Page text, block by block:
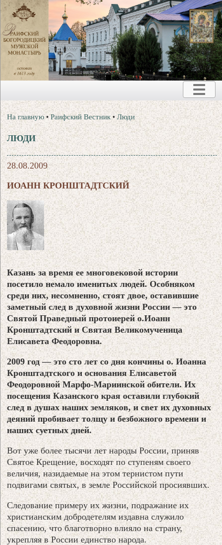
На главную •Раифский Вестник •Люди
ЛЮДИ
28.08.2009
ИОАНН КРОНШТАДТСКИЙ
Казань за время ее многовековой истории
посетило немало именитых людей. Особняком
среди них, несомненно, стоят двое, оставившие
заметный след в духовной жизни России — это
Святой Праведный протоиерей о.Иоанн
Кронштадтский и Святая Великомученица
Елисавета Феодоровна.
2009 год — это сто лет со дня кончины о. Иоанна
Кронштадтского и основания Елисаветой
Феодоровной Марфо-Мариинской обители. Их
посещения Казанского края оставили глубокий
след в душах наших земляков, и свет их духовных
деяний пробивает толщу и безбожного времени и
наших суетных дней.
Вот уже более тысячи лет народы России, приняв
Святое Крещение, восходят по ступеням своего
величия, назидаемые на этом тернистом пути
подвигами святых, в земле Российской просиявших.
Следование примеру их жизни, подражание их
христианским добродетелям издавна служило
спасению, что благотворно влияло на страну,
укрепляя в России единство народа.